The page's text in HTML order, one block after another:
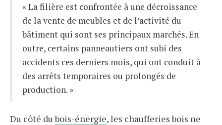
« La filière est confrontée à une décroissance
de la vente de meubles et de l’activité du
bâtiment qui sont ses principaux marchés. En
outre, certains panneautiers ont subi des
accidents ces derniers mois, qui ont conduit à
des arrêts temporaires ou prolongés de
production. »
Du côté dubois-énergie, les chaufferies bois ne